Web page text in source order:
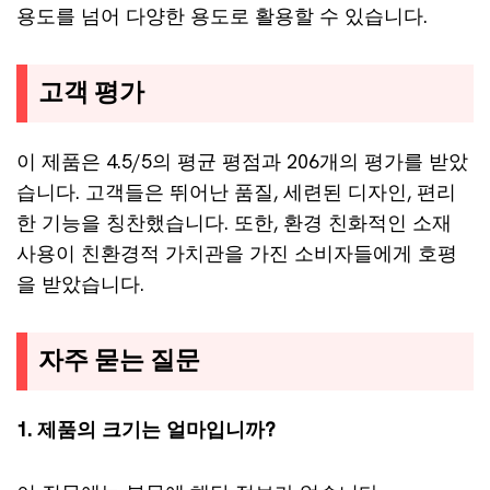
용도를 넘어 다양한 용도로 활용할 수 있습니다.
고객 평가
이 제품은 4.5/5의 평균 평점과 206개의 평가를 받았
습니다. 고객들은 뛰어난 품질, 세련된 디자인, 편리
한 기능을 칭찬했습니다. 또한, 환경 친화적인 소재
사용이 친환경적 가치관을 가진 소비자들에게 호평
을 받았습니다.
자주 묻는 질문
1. 제품의 크기는 얼마입니까?